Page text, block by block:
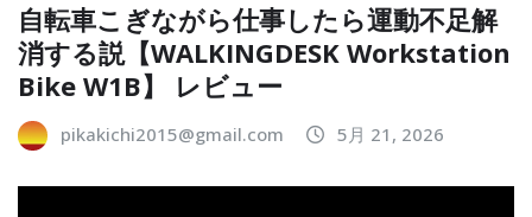
自転車こぎながら仕事したら運動不足解
消する説【WALKINGDESK Workstation
Bike W1B】 レビュー
pikakichi2015@gmail.com 5月 21, 2026